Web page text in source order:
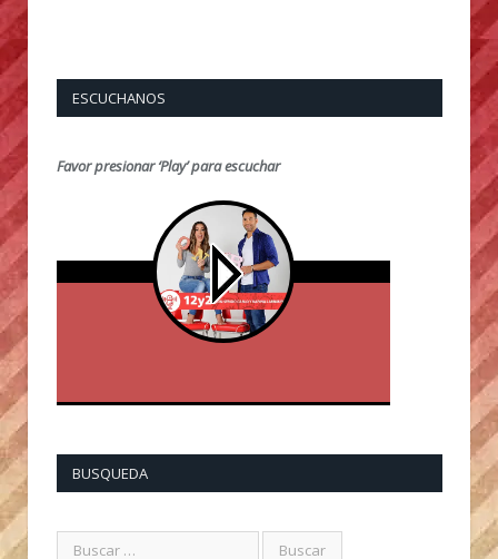
ESCUCHANOS
Favor presionar ‘Play’ para escuchar
BUSQUEDA